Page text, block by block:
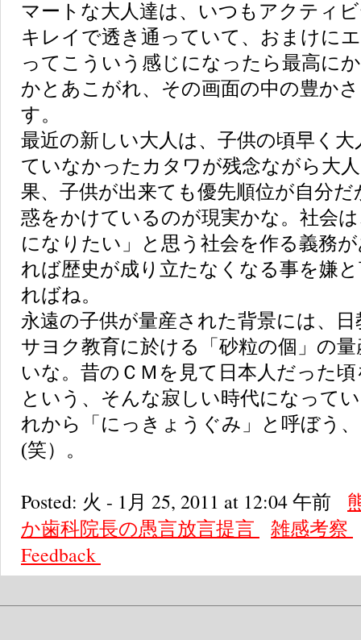
マートな大人達は、いつもアクティ
キレイで透き通っていて、おまけに
ってこういう感じになったら最高に
かとあこがれ、その画面の中の豊か
す。
最近の新しい大人は、子供の頃早く
ていなかったカタワが残念ながら大
果、子供が出来ても優先順位が自分
惑をかけているのが現実かな。社会
になりたい」と思う社会を作る義務
れば歴史が成り立たなくなる事を嫌
ればね。
永遠の子供が量産された背景には、
サヨク教育に於ける「砂粒の個」の
いな。昔のＣＭを見て日本人だった
という、そんな寂しい時代になって
れから「にっきょうぐみ」と呼ぼう
(笑）。
Posted: 火 - 1月 25, 2011 at 12:04 午前
か歯科院長の愚言放言提言
雑感考察
Feedback